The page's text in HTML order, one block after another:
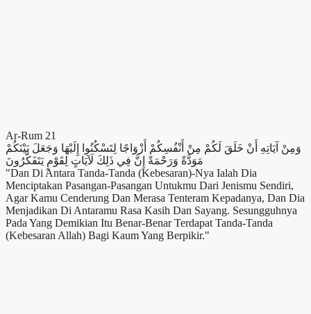
Ar-Rum 21
وَمِنْ آيَاتِهِ أَنْ خَلَقَ لَكُمْ مِنْ أَنْفُسِكُمْ أَزْوَاجًا لِتَسْكُنُوا إِلَيْهَا وَجَعَلَ بَيْنَكُمْ
مَوَدَّةً وَرَحْمَةً إِنَّ فِي ذَلِكَ لَآيَاتٍ لِقَوْمٍ يَتَفَكَّرُونَ
"Dan Di Antara Tanda-Tanda (Kebesaran)-Nya Ialah Dia
Menciptakan Pasangan-Pasangan Untukmu Dari Jenismu Sendiri,
Agar Kamu Cenderung Dan Merasa Tenteram Kepadanya, Dan Dia
Menjadikan Di Antaramu Rasa Kasih Dan Sayang. Sesungguhnya
Pada Yang Demikian Itu Benar-Benar Terdapat Tanda-Tanda
(Kebesaran Allah) Bagi Kaum Yang Berpikir."